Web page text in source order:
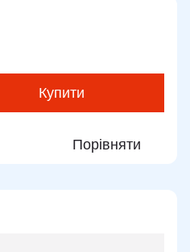
Купити
Порівняти